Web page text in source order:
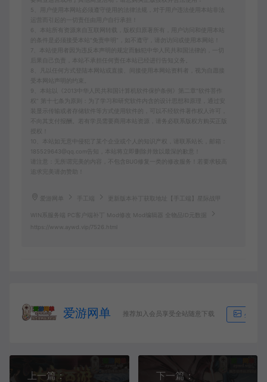
5、用户使用本网站必须遵守使用的法律法规，对于用户违法使用本站非法
6、本站所有资源来自互联网转载，版权归原著所有，用户访问和使用本站
的条件是必须接受本站“免责申明”，如不遵守，请勿访问或使用本网站！
7、本站使用者因为违反本声明的规定而触犯中华人民共和国法律的，一切
后果自己负责，本站不承担任何责任本站已经进行告知义务。
8、凡以任何方式登陆本网站或直接、间接使用本网站资料者，视为自愿接
受本网站声明的约束。
9、本站以《2013中华人民共和国计算机软件保护条例》第二章"软件菩作
权” 第十七条为原则：为了学习和研究软件内含的设计思想和原理，通过安
装显示传输或者存储软件等方式使用软件的，可以不经软件著作权人许可，
不向其支付报酬。若有学员需要商用本站资源，请务必联系版权方购买正版
10、本站如无意中侵犯了某个企业或个人的知识产权，请联系站长，邮箱：
185529643@qq.com告知，本站将立即删除并致以最深的歉意！
请注意：无所谓完美的内容，不包含BUG修复一类的修改服务！若要求较高
追求完美请勿赞助！
爱游网单 更新版本补丁获取地址【手工端】星际战甲
WIN系服务端 PC客户端补丁 Mod修改 Mod编辑器 全物品ID元数据
https://www.aywd.vip/7526.html
爱游网单 推荐加入会员享受全站随意下载 生成海
上一篇：
下一篇：